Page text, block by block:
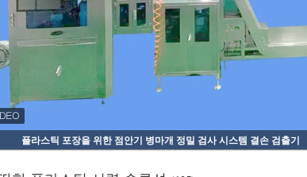
플라스틱 포장을 위한 점안기 병마개 정밀 검사 시스템 결손 검출기